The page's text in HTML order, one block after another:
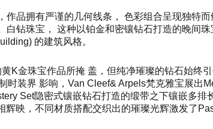
品拥有严谨的几何线条， 色彩组合呈现独特
钻珠宝， 这种以铂金和密镶钻石打造的晚间
的建筑风格。
K金珠宝作品所掩 盖，但纯净璀璨的钻石始终
时装界 影响，Van Cleef& Arpels梵克雅宝展
Set隐密式镶嵌钻石打造的缎带之下镶嵌多
映，不同材质搭配交织出的璀璨光辉激发了